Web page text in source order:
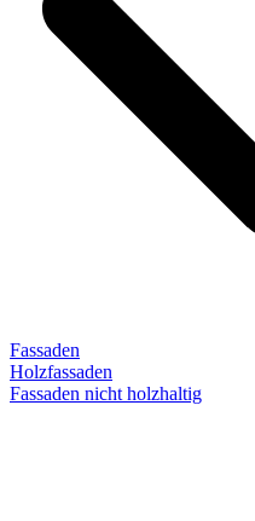
Fassaden
Holzfassaden
Fassaden nicht holzhaltig